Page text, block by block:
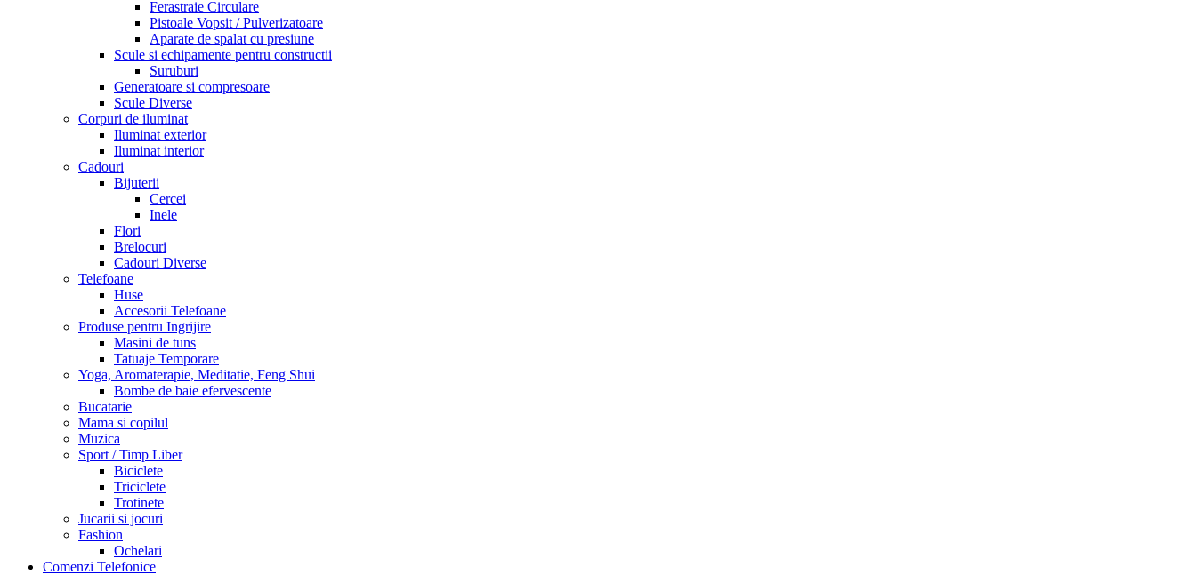
Ferastraie Circulare
Pistoale Vopsit / Pulverizatoare
Aparate de spalat cu presiune
Scule si echipamente pentru constructii
Suruburi
Generatoare si compresoare
Scule Diverse
Corpuri de iluminat
Iluminat exterior
Iluminat interior
Cadouri
Bijuterii
Cercei
Inele
Flori
Brelocuri
Cadouri Diverse
Telefoane
Huse
Accesorii Telefoane
Produse pentru Ingrijire
Masini de tuns
Tatuaje Temporare
Yoga, Aromaterapie, Meditatie, Feng Shui
Bombe de baie efervescente
Bucatarie
Mama si copilul
Muzica
Sport / Timp Liber
Biciclete
Triciclete
Trotinete
Jucarii si jocuri
Fashion
Ochelari
Comenzi Telefonice